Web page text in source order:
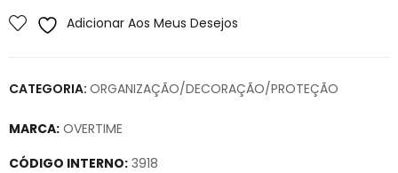
Adicionar Aos Meus Desejos
CATEGORIA: ORGANIZAÇÃO/DECORAÇÃO/PROTEÇÃO
MARCA: OVERTIME
CÓDIGO INTERNO: 3918